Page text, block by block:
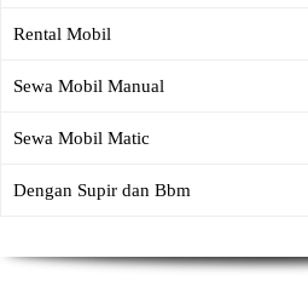
Rental Mobil
Sewa Mobil Manual
Sewa Mobil Matic
Dengan Supir dan Bbm